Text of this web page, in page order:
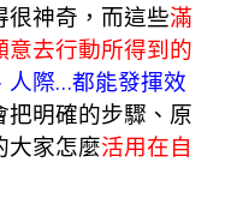
很神奇，而這些滿
意去行動所得到的
人際…都能發揮效
把明確的步驟、原
大家怎麼活用在自